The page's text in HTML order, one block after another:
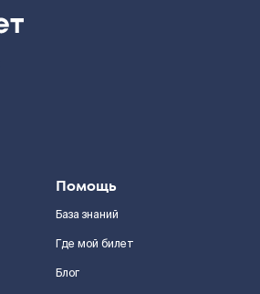
Помощь
База знаний
Где мой билет
Блог